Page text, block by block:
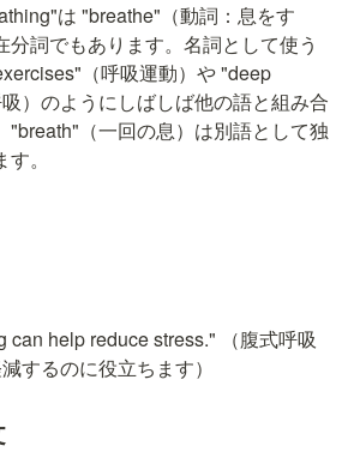
は "breathe"（動詞：息をす
分詞でもあります。名詞として使う
（呼吸運動）や "deep
）のようにしばしば他の語と組み合
"breath"（一回の息）は別語として独
。
can help reduce stress." （腹式呼吸
するのに役立ちます）